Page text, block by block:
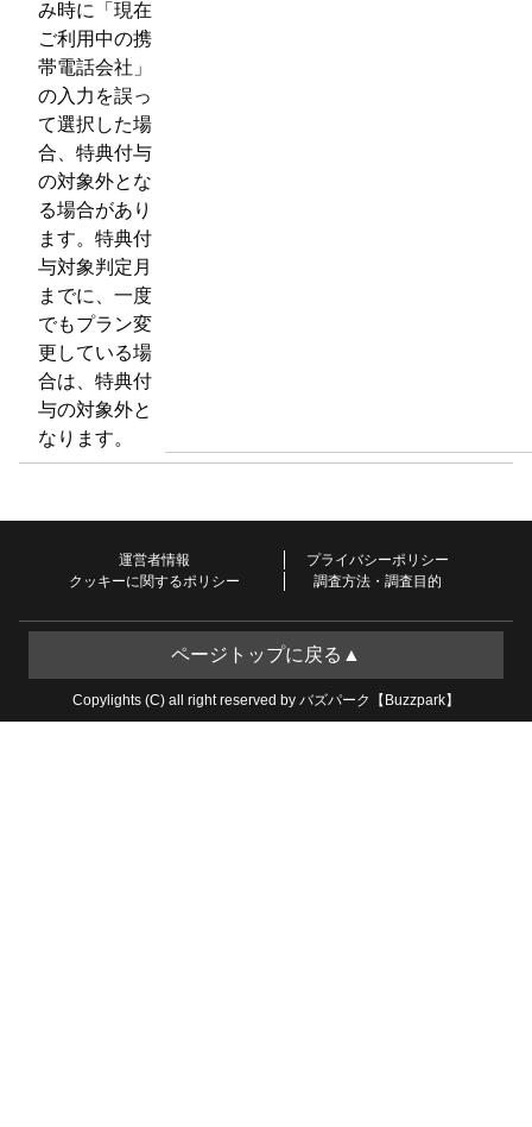
み時に「現在
ご利用中の携
帯電話会社」
の入力を誤っ
て選択した場
合、特典付与
の対象外とな
る場合があり
ます。特典付
与対象判定月
までに、一度
でもプラン変
更している場
合は、特典付
与の対象外と
なります。
運営者情報
プライバシーポリシー
クッキーに関するポリシー
調査方法・調査目的
ページトップに戻る▲
Copylights (C) all right reserved by バズパーク【Buzzpark】